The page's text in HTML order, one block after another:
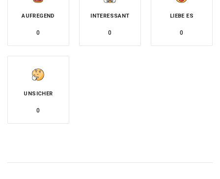
AUFREGEND
0
INTERESSANT
0
LIEBE ES
0
UNSICHER
0